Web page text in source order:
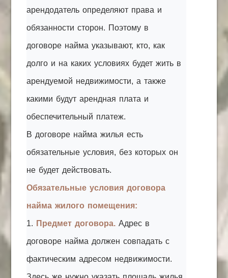
арендодатель определяют права и
обязанности сторон. Поэтому в
договоре найма указывают, кто, как
долго и на каких условиях будет жить в
арендуемой недвижимости, а также
какими будут арендная плата и
обеспечительный платеж.
В договоре найма жилья есть
обязательные условия, без которых он
не будет действовать.
Обязательные условия договора
найма жилого помещения:
1. Предмет договора. Адрес в
договоре найма должен совпадать с
фактическим адресом недвижимости.